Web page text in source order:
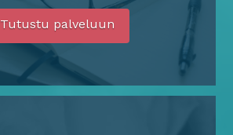
Tutustu palveluun